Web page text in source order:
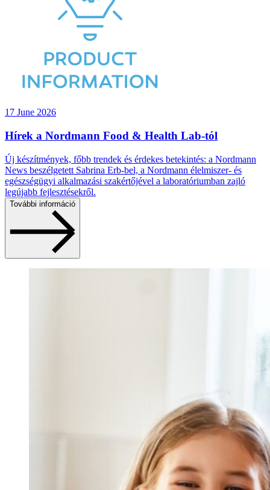
17 June 2026
Hírek a Nordmann Food & Health Lab-tól
Új készítmények, főbb trendek és érdekes betekintés: a Nordmann
News beszélgetett Sabrina Erb-bel, a Nordmann élelmiszer- és
egészségügyi alkalmazási szakértőjével a laboratóriumban zajló
legújabb fejlesztésekről.
További információ